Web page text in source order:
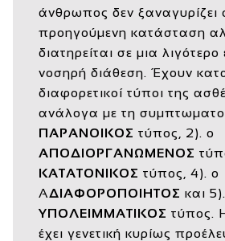
άνθρωπος δεν ξαναγυρίζει
προηγούμενη κατάσταση
διατηρείται σε μια
νοσηρή διάθεση. Έχουν
διαφορετικοί τύποι της
ανάλογα με τη
ΠΑΡΑΝΟΙΚΟΣ τύπος, 2). ο
ΑΠΟΔΙΟΡΓΑΝΩΜΕΝΟΣ
ΚΑΤΑΤΟΝΙΚΟΣ τύπος, 4). ο
ΑΔΙΑΦΟΡΟΠΟΙΗΤΟΣ και
ΥΠΟΛΕΙΜΜΑΤΙΚΟΣ τύπος.
έχει γενετική κυρίως